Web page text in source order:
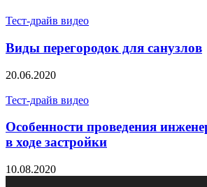
Тест-драйв видео
Виды перегородок для санузлов
20.06.2020
Тест-драйв видео
Особенности проведения
в ходе застройки
10.08.2020